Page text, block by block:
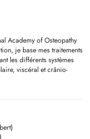
Academy of Osteopathy
je base mes traitements
les différents systèmes
viscéral et crânio-
âgée.
post-partum.